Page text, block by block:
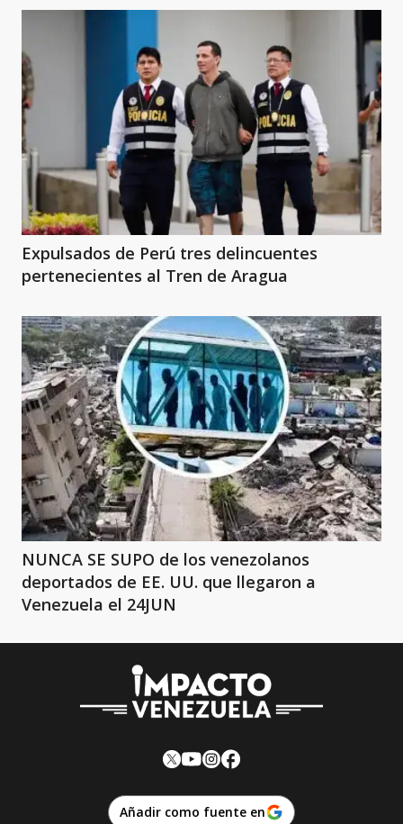
Expulsados de Perú tres delincuentes
pertenecientes al Tren de Aragua
NUNCA SE SUPO de los venezolanos
deportados de EE. UU. que llegaron a
Venezuela el 24JUN
Añadir como fuente en